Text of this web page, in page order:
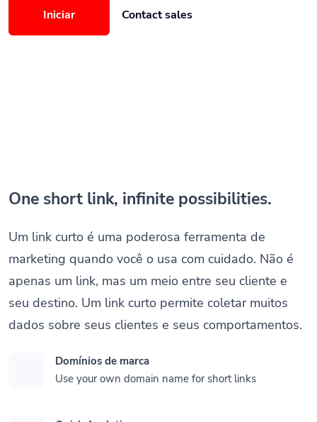
Iniciar Contact sales
One short link, infinite possibilities.
Um link curto é uma poderosa ferramenta de
marketing quando você o usa com cuidado. Não é
apenas um link, mas um meio entre seu cliente e
seu destino. Um link curto permite coletar muitos
dados sobre seus clientes e seus comportamentos.
Domínios de marca
Use your own domain name for short links